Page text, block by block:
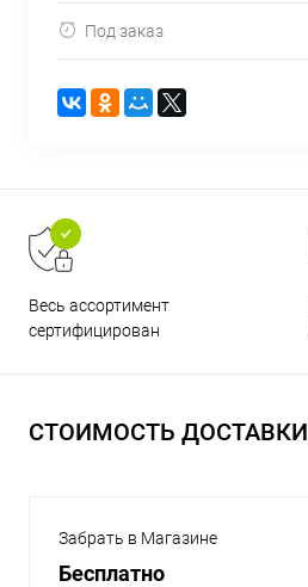
Под заказ
Весь ассортимент
сертифицирован
СТОИМОСТЬ ДОСТАВКИ
Забрать в Магазине
Бесплатно